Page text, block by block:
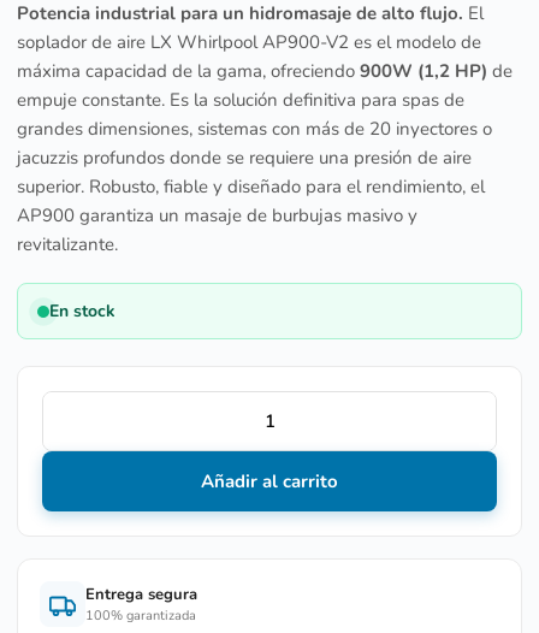
Potencia industrial para un hidromasaje de alto flujo. El
soplador de aire LX Whirlpool AP900-V2 es el modelo de
máxima capacidad de la gama, ofreciendo 900W (1,2 HP) de
empuje constante. Es la solución definitiva para spas de
grandes dimensiones, sistemas con más de 20 inyectores o
jacuzzis profundos donde se requiere una presión de aire
superior. Robusto, fiable y diseñado para el rendimiento, el
AP900 garantiza un masaje de burbujas masivo y
revitalizante.
En stock
Añadir al carrito
Entrega segura
100% garantizada